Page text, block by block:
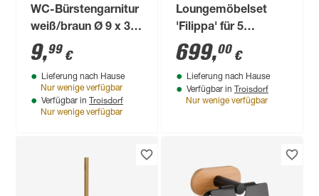
WC-Bürstengarnitur
weiß/braun Ø 9 x 36
cm
9,99 €
Lieferung nach Hause
Nur wenige verfügbar
Verfügbar in Troisdorf
Nur wenige verfügbar
Loungemöbelset
'Filippa' für 5
Personen
Akazienholz
699,00 €
Lieferung nach Hause
Verfügbar in Troisdorf
Nur wenige verfügbar